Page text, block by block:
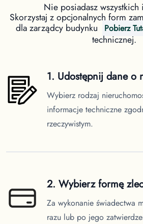
Nie posiadasz
Skorzystaj z opcjonalnych form
dla zarządcy budynku
Pobierz
technicznej.
1. Udostępnij dane o
Wybierz rodzaj
informacje techniczne
rzeczywistym.
2. Wybierz formę
Za wykonanie świadectwa
razu lub po jego